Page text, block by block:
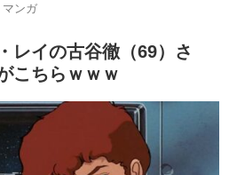
マンガ
レイの古谷徹（69）さ
こちらｗｗｗ